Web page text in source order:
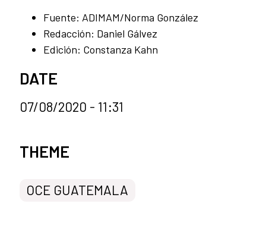
Fuente: ADIMAM/Norma González
Redacción: Daniel Gálvez
Edición: Constanza Kahn
DATE
07/08/2020 - 11:31
News categories
THEME
OCE GUATEMALA